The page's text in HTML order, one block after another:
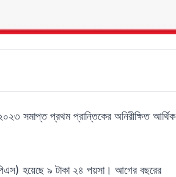
সমাপ্ত প্রথম প্রান্তিকের অনিরীক্ষিত আর্থিক
হয়েছে ৯ টাকা ২৪ পয়সা। আগের বছরের